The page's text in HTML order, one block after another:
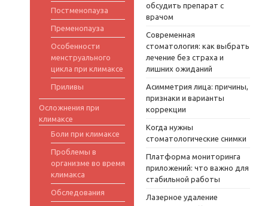
Постменопауза
Пременопауза
Особенности
менструального
цикла при климаксе
Приливы
Осложнения при
климаксе
Боли при климаксе
Проблемы в
организме во время
климакса
Обследования
обсудить препарат с
врачом
Современная
стоматология: как выбрать
лечение без страха и
лишних ожиданий
Асимметрия лица: причины,
признаки и варианты
коррекции
Когда нужны
стоматологические снимки
Платформа мониторинга
приложений: что важно для
стабильной работы
Лазерное удаление